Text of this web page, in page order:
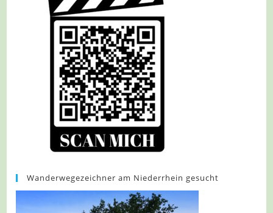
Wanderwegezeichner am Niederrhein gesucht